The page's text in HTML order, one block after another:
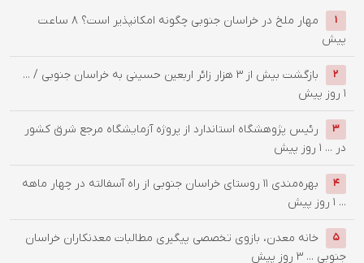
1 ‌مهار ملخ در خراسان جنوبی چگونه امکانپذیر است؟
8 ساعت
پیش
2
بازگشت بیش از ۳ هزار زائر اربعین حسینی به خراسان جنوبی / ...
1 روز پیش
3
رئیس پژوهشگاه استاندارد از پروژه آزمایشگاه مرجع شرق کشور
در ... 1 روز پیش
4
بهره‌مندی ۱۱ روستای خراسان جنوبی از راه آسفالته در چهار ماهه
... 1 روز پیش
5
خانه معدن، بازوی تخصصی پیگیری مطالبات معدنکاران خراسان
جنوبی ... 3 روز پیش